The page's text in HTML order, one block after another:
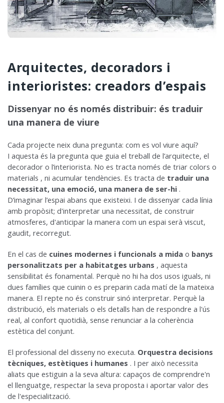
Arquitectes, decoradors i
interioristes: creadors d’espais
Dissenyar no és només distribuir: és traduir
una manera de viure
Cada projecte neix duna pregunta: com es vol viure aquí?
I aquesta és la pregunta que guia el treball de l’arquitecte, el
decorador o l’interiorista. No es tracta només de triar colors o
materials , ni acumular tendències. Es tracta de traduir una
necessitat, una emoció, una manera de ser-hi .
D’imaginar l’espai abans que existeixi. I de dissenyar cada línia
amb propòsit; d'interpretar una necessitat, de construir
atmosferes, d'anticipar la manera com un espai serà viscut,
gaudit, recorregut.
En el cas de cuines modernes i funcionals a mida o banys
personalitzats per a habitatges urbans , aquesta
sensibilitat és fonamental. Perquè no hi ha dos usos iguals, ni
dues famílies que cuinin o es preparin cada matí de la mateixa
manera. El repte no és construir sinó interpretar. Perquè la
distribució, els materials o els detalls han de respondre a l'ús
real, al confort quotidià, sense renunciar a la coherència
estètica del conjunt.
El professional del disseny no executa. Orquestra decisions
tècniques, estètiques i humanes . I per això necessita
aliats que estiguin a la seva altura: capaços de comprendre'n
el llenguatge, respectar la seva proposta i aportar valor des
de l'especialització.